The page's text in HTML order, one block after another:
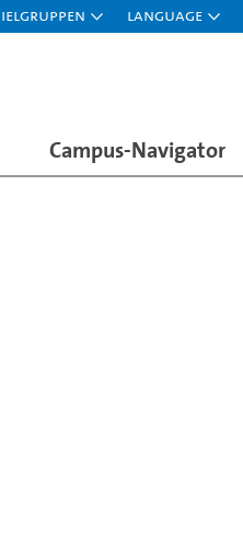
Language
Campus-Navigator